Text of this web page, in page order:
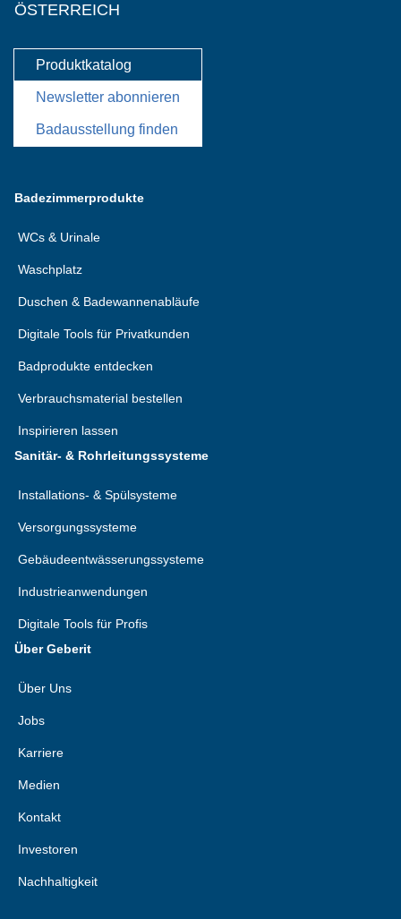
ÖSTERREICH
Produktkatalog
Newsletter abonnieren
Badausstellung finden
Badezimmerprodukte
WCs & Urinale
Waschplatz
Duschen & Badewannenabläufe
Digitale Tools für Privatkunden
Badprodukte entdecken
Verbrauchsmaterial bestellen
Inspirieren lassen
Sanitär- & Rohrleitungssysteme
Installations- & Spülsysteme
Versorgungssysteme
Gebäudeentwässerungssysteme
Industrieanwendungen
Digitale Tools für Profis
Über Geberit
Über Uns
Jobs
Karriere
Medien
Kontakt
Investoren
Nachhaltigkeit